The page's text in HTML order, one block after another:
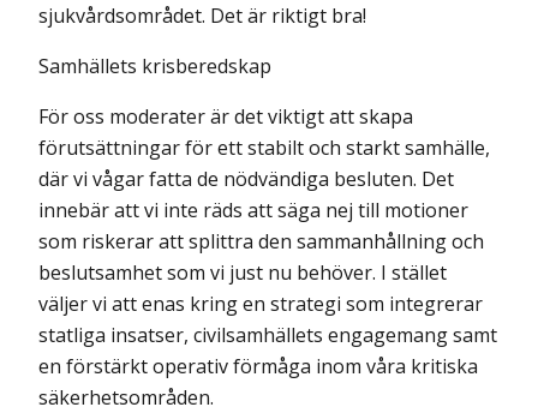
sjukvårdsområdet. Det är riktigt bra!
Samhällets krisberedskap
För oss moderater är det viktigt att skapa
förutsättningar för ett stabilt och starkt samhälle,
där vi vågar fatta de nödvändiga besluten. Det
innebär att vi inte räds att säga nej till motioner
som riskerar att splittra den sammanhållning och
beslutsamhet som vi just nu behöver. I stället
väljer vi att enas kring en strategi som integrerar
statliga insatser, civilsamhällets engagemang samt
en förstärkt operativ förmåga inom våra kritiska
säkerhetsområden.